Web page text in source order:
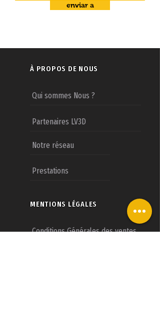
enviar a
À PROPOS DE NOUS
Qui sommes Nous ?
Partenaires LV3D
Notre réseau
Prestations
MENTIONS LÉGALES
Conditions Générales des ventes